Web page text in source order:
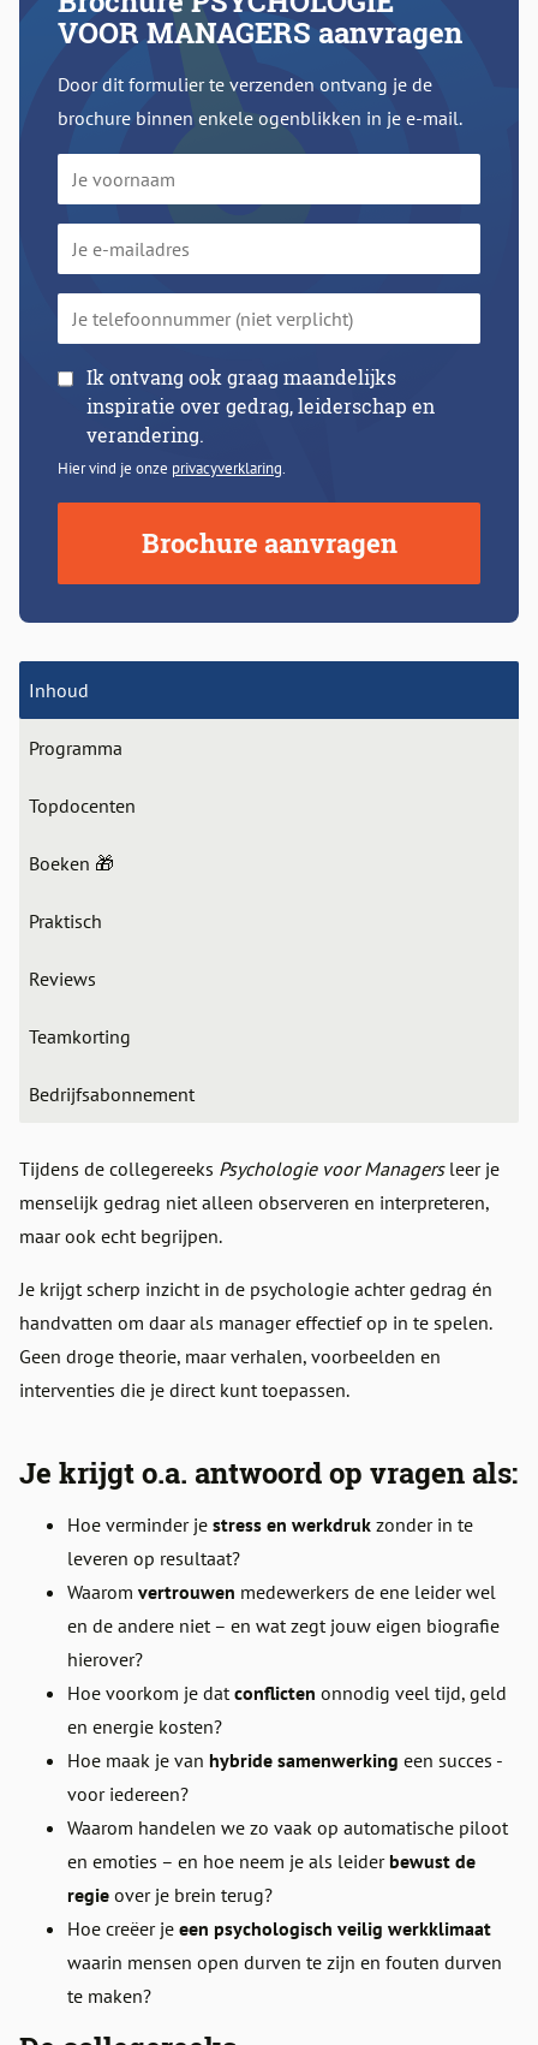
VOOR MANAGERS aanvragen
Door dit formulier te verzenden ontvang je de
brochure binnen enkele ogenblikken in je e-mail.
Je
voornaam
Je
e-
mailadres
Je
telefoonnummer
(niet
verplicht)
Ik ontvang ook graag maandelijks
inspiratie over gedrag, leiderschap en
verandering.
Hier vind je onze privacyverklaring.
Brochure aanvragen
Inhoud
Programma
Topdocenten
Boeken 🎁
Praktisch
Reviews
Teamkorting
Bedrijfsabonnement
Tijdens de collegereeks Psychologie voor Managersleer je
menselijk gedrag niet alleen observeren en interpreteren,
maar ook echt begrijpen.
Je krijgt scherp inzicht in de psychologie achter gedrag én
handvatten om daar als manager effectief op in te spelen.
Geen droge theorie, maar verhalen, voorbeelden en
interventies die je direct kunt toepassen.
Je krijgt o.a. antwoord op vragen als:
Hoe verminder je stress en werkdruk zonder in te
leveren op resultaat?
Waarom vertrouwen medewerkers de ene leider wel
en de andere niet – en wat zegt jouw eigen biografie
hierover?
Hoe voorkom je datconflicten onnodig veel tijd, geld
en energie kosten?⁣
Hoe maak je van hybride samenwerking een succes -
voor iedereen?
Waarom handelen we zo vaak op automatische piloot
en emoties – en hoe neem je als leider bewust de
regie over je brein terug?⁣
Hoe creëer je een psychologisch veilig werkklimaat
waarin mensen open durven te zijn en fouten durven
te maken?